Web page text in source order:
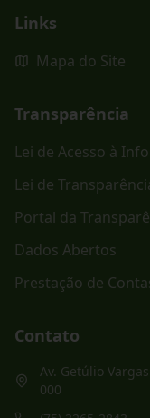
Links
Mapa do Site
Transparência
Lei de Acesso à
Lei de
Portal da
Dados Abertos
Prestação de
Contato
Av. Getúlio
000